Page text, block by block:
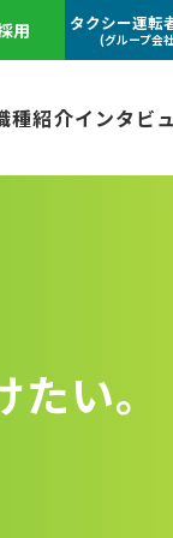
用 タクシー運転
(グループ会
種紹介インタビ
い。